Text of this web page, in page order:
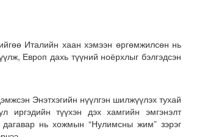
Италийн хаан хэмээн өргөмжилсөн нь
Европ дахь түүний ноёрхлыг бэлгэдсэн
Энэтхэгийн нүүлгэн шилжүүлэх тухай
иргэдийн түүхэн дэх хамгийн эмгэнэлт
нь хожмын “Нулимсны жим” зэрэг